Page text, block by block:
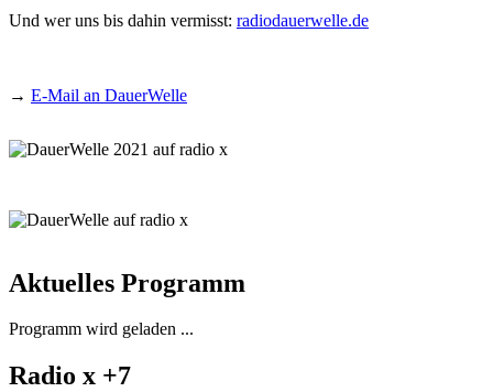
Und wer uns bis dahin vermisst: radiodauerwelle.de
→ E-Mail an DauerWelle
Aktuelles Programm
Programm wird geladen ...
Radio x +7